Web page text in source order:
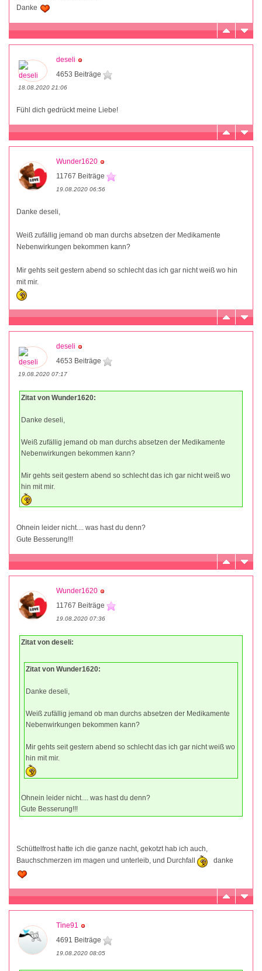
Danke
deseli
4653 Beiträge
18.08.2020 21:06
Fühl dich gedrückt meine Liebe!
Wunder1620
11767 Beiträge
19.08.2020 06:56
Danke deseli,
Weiß zufällig jemand ob man durchs absetzen der Medikamente
Nebenwirkungen bekommen kann?
Mir gehts seit gestern abend so schlecht das ich gar nicht weiß wo hin
mit mir.
deseli
4653 Beiträge
19.08.2020 07:17
Zitat von Wunder1620:
Danke deseli,
Weiß zufällig jemand ob man durchs absetzen der Medikamente
Nebenwirkungen bekommen kann?
Mir gehts seit gestern abend so schlecht das ich gar nicht weiß wo
hin mit mir.
Ohnein leider nicht.... was hast du denn?
Gute Besserung!!!
Wunder1620
11767 Beiträge
19.08.2020 07:36
Zitat von deseli:
Zitat von Wunder1620:
Danke deseli,
Weiß zufällig jemand ob man durchs absetzen der Medikamente
Nebenwirkungen bekommen kann?
Mir gehts seit gestern abend so schlecht das ich gar nicht weiß wo
hin mit mir.
Ohnein leider nicht.... was hast du denn?
Gute Besserung!!!
Schüttelfrost hatte ich die ganze nacht, gekotzt hab ich auch,
Bauchschmerzen im magen und unterleib, und Durchfall
danke
Tine91
4691 Beiträge
19.08.2020 08:05